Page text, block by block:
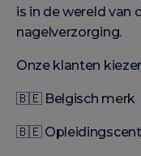
is in de wereld van
nagelverzorging.
Onze klanten
🇧🇪 Belgisch merk
🇧🇪